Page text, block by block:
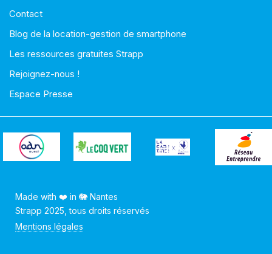
Contact
Blog de la location-gestion de smartphone
Les ressources gratuites Strapp
Rejoignez-nous !
Espace Presse
Made with ❤️ in 🐘 Nantes
Strapp 2025, tous droits réservés
Mentions légales